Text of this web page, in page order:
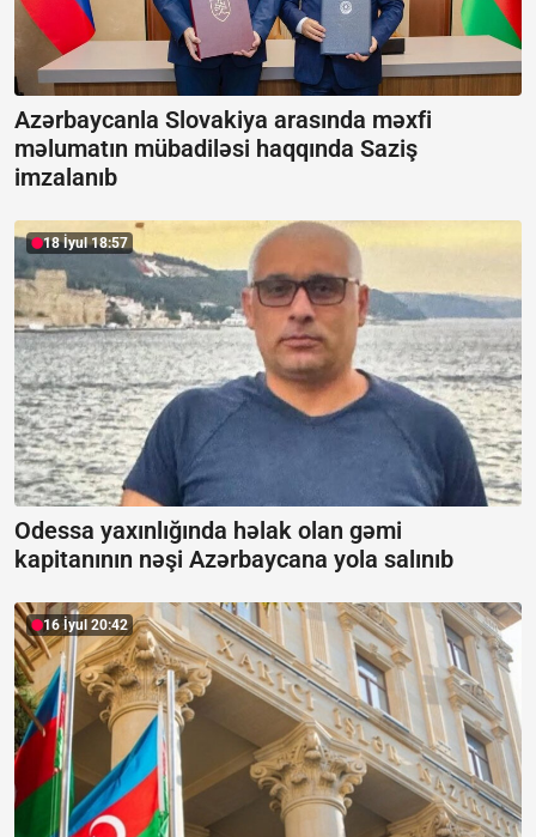
Azərbaycanla Slovakiya arasında məxfi
məlumatın mübadiləsi haqqında Saziş
imzalanıb
18 İyul 18:57
Odessa yaxınlığında həlak olan gəmi
kapitanının nəşi Azərbaycana yola salınıb
16 İyul 20:42